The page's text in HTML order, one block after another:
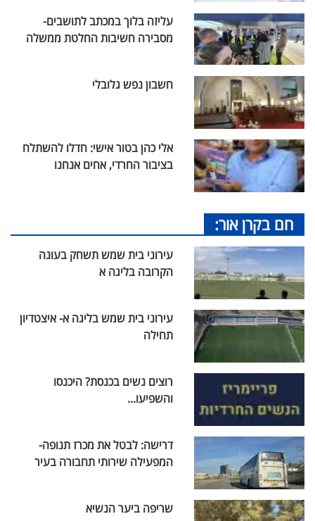
עליזה בלוך במכתב לתושבים-
מסבירה חשיבות החלטת ממשלה
חשבון נפש גלובלי
אלי כהן בטור אישי: חדלו להשתלח
בציבור החרדי, אחים אנחנו
חם בקרן אור:
עירוני בית שמש תשחק בעונה
הקרובה בליגה א
עירוני בית שמש בליגה א- איצטדיון
תחילה
רוצים נשים בכנסת? היכנסו
והשפיעו...
דרישה: לבטל את מכרז תנופה-
המפעילה שירותי תחבורה בעיר
שריפה ביער הנשיא